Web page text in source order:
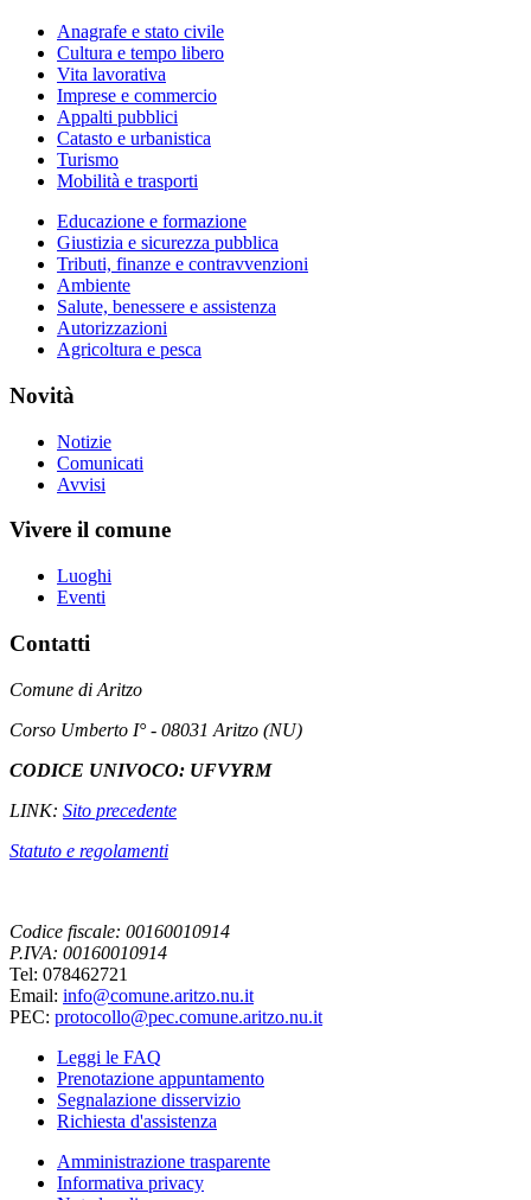
Anagrafe e stato civile
Cultura e tempo libero
Vita lavorativa
Imprese e commercio
Appalti pubblici
Catasto e urbanistica
Turismo
Mobilità e trasporti
Educazione e formazione
Giustizia e sicurezza pubblica
Tributi, finanze e contravvenzioni
Ambiente
Salute, benessere e assistenza
Autorizzazioni
Agricoltura e pesca
Novità
Notizie
Comunicati
Avvisi
Vivere il comune
Luoghi
Eventi
Contatti
Comune di Aritzo
Corso Umberto I° - 08031 Aritzo (NU)
CODICE UNIVOCO: UFVYRM
LINK: Sito precedente
Statuto e regolamenti
Codice fiscale: 00160010914
P.IVA: 00160010914
Tel: 078462721
Email: info@comune.aritzo.nu.it
PEC: protocollo@pec.comune.aritzo.nu.it
Leggi le FAQ
Prenotazione appuntamento
Segnalazione disservizio
Richiesta d'assistenza
Amministrazione trasparente
Informativa privacy